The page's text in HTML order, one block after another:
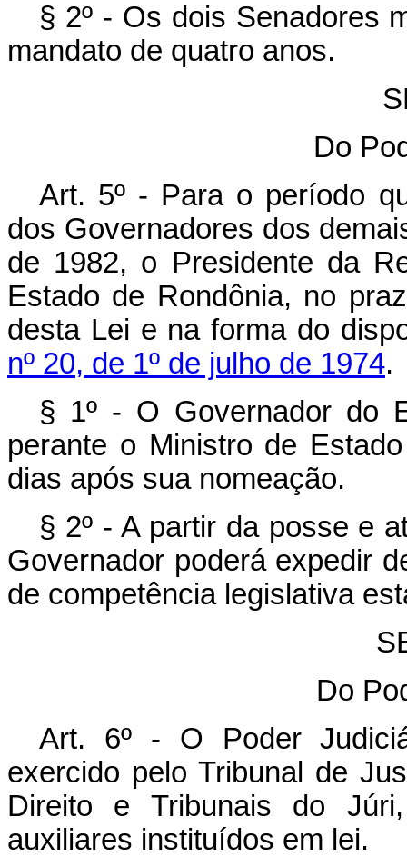
§ 2º - Os dois Senadores
mandato de quatro anos.
Do
Art. 5º - Para o período
dos Governadores dos
de 1982, o Presidente da
Estado de Rondônia, no
desta Lei e na forma do
nº 20, de 1º de julho de 1974.
§ 1º - O Governador do
perante o Ministro de
dias após sua nomeação.
§ 2º - A partir da posse e
Governador poderá expedir
de competência legislativa
Do
Art. 6º - O Poder
exercido pelo Tribunal de
Direito e Tribunais do
auxiliares instituídos em lei.